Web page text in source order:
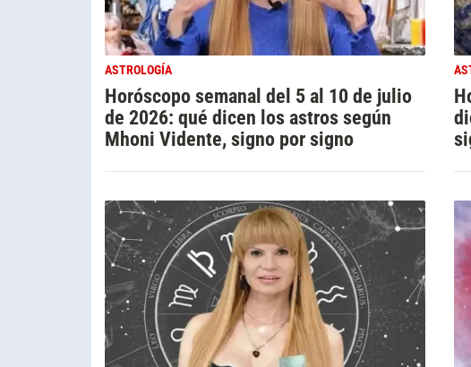
ASTROLOGÍA
Horóscopo semanal del 5 al 10 de julio
de 2026: qué dicen los astros según
Mhoni Vidente, signo por signo